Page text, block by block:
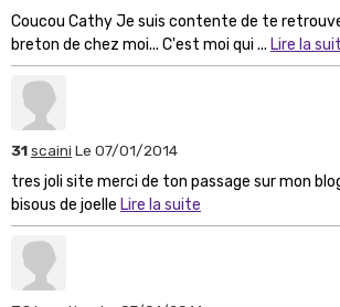
Coucou Cathy Je suis contente de te
breton de chez moi... C'est moi qui ... Lire la
31scaini Le 07/01/2014
tres joli site merci de ton passage sur mon
bisous de joelle Lire la suite